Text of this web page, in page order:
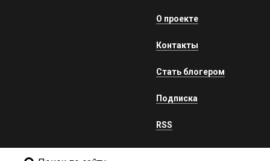
О проекте
Контакты
Стать блогером
Подписка
RSS